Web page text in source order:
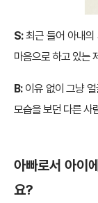
S:최근 들어 아내의
마음으로 하고 있는
B:이유 없이 그냥 얼
모습을 보던 다른 사
아빠로서 아이
요?